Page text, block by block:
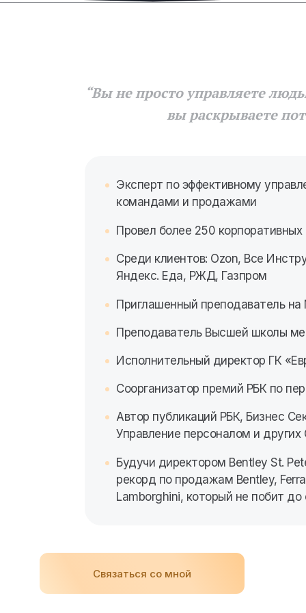
вы раскрываете
“Вы не просто управляете
Среди клиентов: Ozon, Все
Яндекс. Еда, РЖД, Газпром
Провел более 250 корпоративных
Приглашенный преподаватель
Преподаватель Высшей школы
Исполнительный директор ГК
Автор публикаций РБК, Бизнес
Управление персоналом и
Будучи директором Bentley St.
рекорд по продажам Bentley,
Lamborghini, который не побит до
Соорганизатор премий РБК по
Эксперт по эффективному
командами и продажами
Связаться со мной